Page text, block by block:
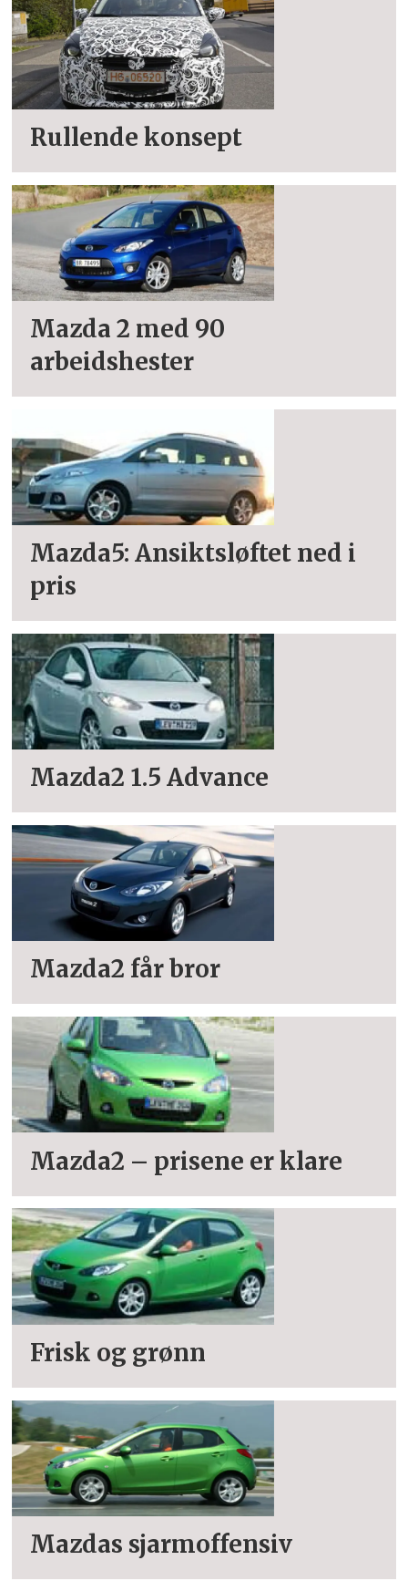
Rullende konsept
Mazda 2 med 90
arbeidshester
Mazda5: Ansiktsløftet ned i
pris
Mazda2 1.5 Advance
Mazda2 får bror
Mazda2 – prisene er klare
Frisk og grønn
Mazdas sjarmoffensiv